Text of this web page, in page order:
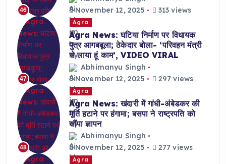
46
November 12, 2025
313 views
47
Agra
Agra News: घटिया निर्माण पर विधायक
पुत्र आगबबूला; ठेकेदार बोला- ‘परिवहन मंत्री
से लाया हूं काम’, VIDEO VIRAL
Abhimanyu Singh
November 12, 2025
297 views
48
Agra
Agra News: खंदारी में गांधी-अंबेडकर की
मूर्ति हटाने पर हंगामा; बसपा ने राष्ट्रपति को
सौंपा ज्ञापन
Abhimanyu Singh
November 12, 2025
277 views
Agra